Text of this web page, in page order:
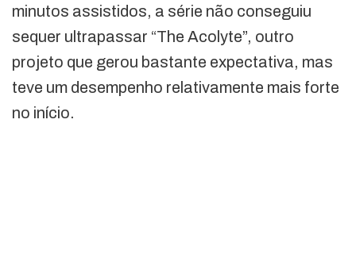
minutos assistidos, a série não conseguiu
sequer ultrapassar “The Acolyte”, outro
projeto que gerou bastante expectativa, mas
teve um desempenho relativamente mais forte
no início.